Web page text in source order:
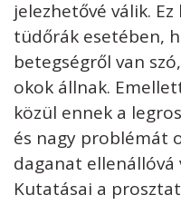
jelezhetővé válik.
tüdőrák esetében,
betegségről van
okok állnak.
közül ennek a
és nagy problémát
daganat ellenállóvá
Kutatásai a